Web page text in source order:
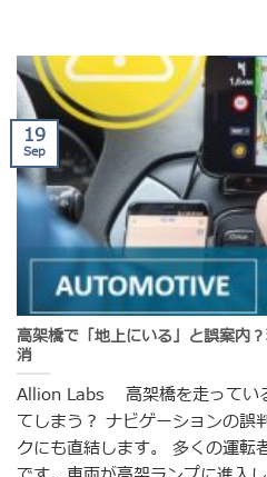
高架橋で「地上にいる」と誤案内
消
Allion Labs 高架橋を走ってい
てしまう？ ナビゲーションの誤
クにも直結します。 多くの運転
19
Sep